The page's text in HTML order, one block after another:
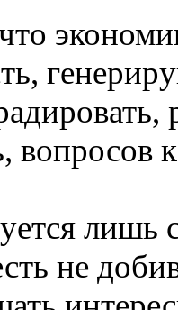
вопросов
не